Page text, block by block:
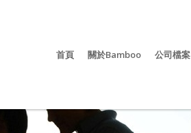
首頁 關於Bamboo 公司檔案